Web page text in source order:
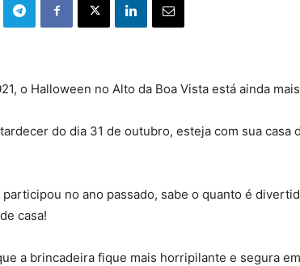
o Halloween no Alto da Boa Vista está ainda
do dia 31 de outubro, esteja com sua
participou no ano passado, sabe o quanto é
casa!
a brincadeira fique mais horripilante e segura